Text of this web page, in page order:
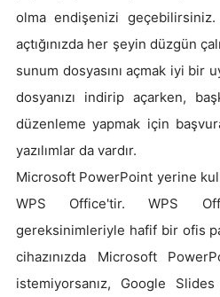
olma endişenizi geçebilirsiniz.
açtığınızda her şeyin düzgün
sunum dosyasını açmak iyi bir
dosyanızı indirip açarken,
düzenleme yapmak için
yazılımlar da vardır.
Microsoft PowerPoint yerine
WPS Office'tir. WPS
gereksinimleriyle hafif bir ofis
cihazınızda Microsoft
istemiyorsanız, Google